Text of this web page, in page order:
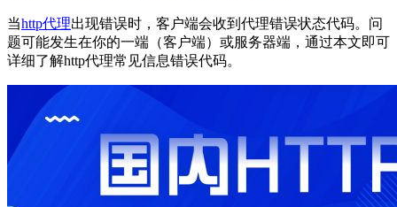
当http代理出现错误时，客户端会收到代理错误状态代码。问
题可能发生在你的一端（客户端）或服务器端，通过本文即可
详细了解http代理常见信息错误代码。